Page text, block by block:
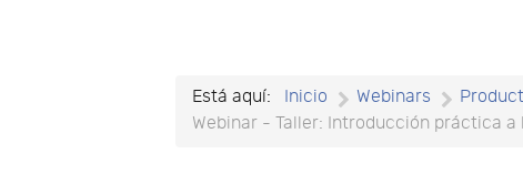
Está aquí: Inicio Webinars
Webinar - Taller: Introducción práctica